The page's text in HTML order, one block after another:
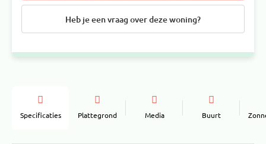
Heb je een vraag over deze woning?
Specificaties Plattegrond Media Buurt